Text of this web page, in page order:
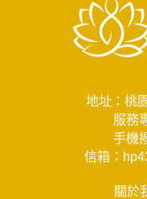
地址：桃
服務
手機
信箱：
關於